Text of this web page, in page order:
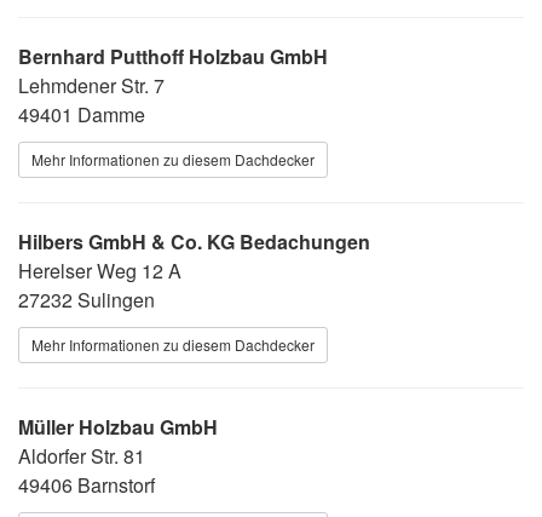
Bernhard Putthoff Holzbau GmbH
Lehmdener Str. 7
49401 Damme
Mehr Informationen zu diesem Dachdecker
Hilbers GmbH & Co. KG Bedachungen
Herelser Weg 12 A
27232 Sulingen
Mehr Informationen zu diesem Dachdecker
Müller Holzbau GmbH
Aldorfer Str. 81
49406 Barnstorf